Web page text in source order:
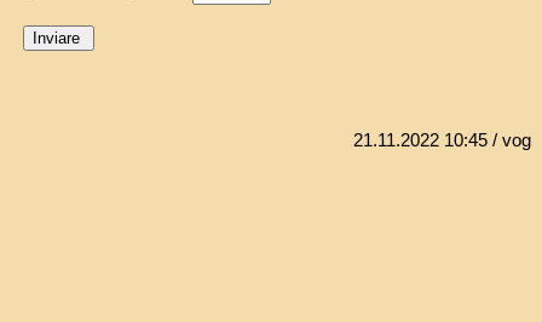
21.11.2022 10:45 / vog